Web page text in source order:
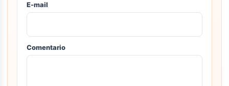
E-mail
Comentario